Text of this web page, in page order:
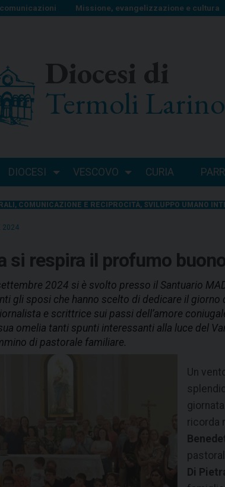
Missione, evangelizzazione e cultura
Diocesi di
Termoli Larino
DIOCESI VESCOVO CURIA
, COMUNICAZIONE E RECIPROCITÀ, SVILUPPO UMANO
2024
si respira il profumo
2024 si è svolto presso il Santuario
gli sposi che hanno scelto di dedicare il
e scrittrice sui passi dell’amore
omelia tanti spunti interessanti alla luce del
di pastorale familiare.
Un
ricorda
Di